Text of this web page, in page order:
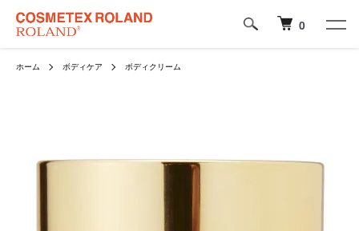
0
ホーム ボディケア ボディクリーム